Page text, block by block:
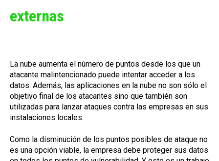
externas
La nube aumenta el número de puntos desde los que un
atacante malintencionado puede intentar acceder a los
datos. Además, las aplicaciones en la nube no son sólo el
objetivo final de los atacantes sino que también son
utilizadas para lanzar ataques contra las empresas en sus
instalaciones locales.
Como la disminución de los puntos posibles de ataque no
es una opción viable, la empresa debe proteger sus datos